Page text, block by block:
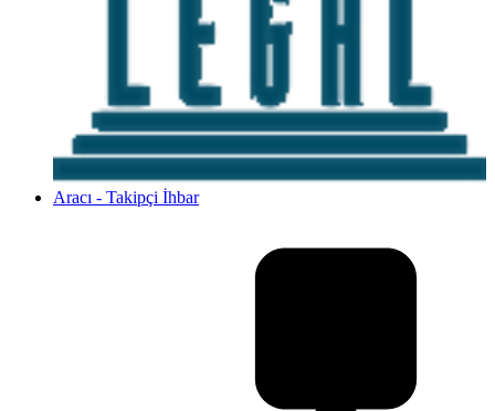
Aracı - Takipçi İhbar